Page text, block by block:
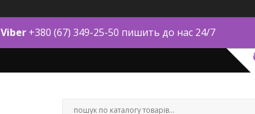
Viber +380 (67) 349-25-50 пишить до нас 24/7